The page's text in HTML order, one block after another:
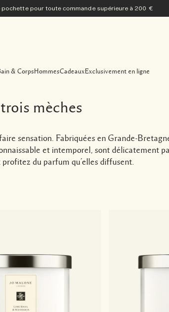
pochette pour toute commande supérieure à 200 €
& CorpsHommesCadeaux Exclusivement en ligne
mèches
sensation. Fabriquées en Grande-
et intemporel, sont délicatement
du parfum qu’elles diffusent.